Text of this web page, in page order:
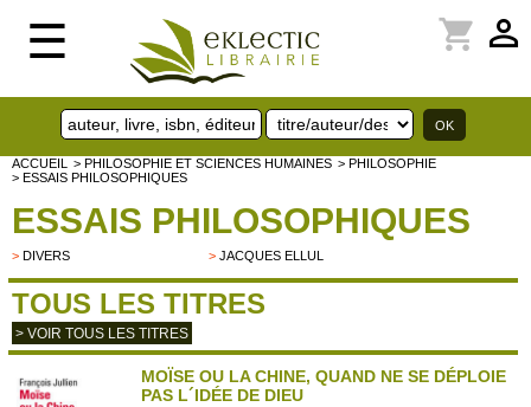
☰ perm_identity
shopping_cart
ACCUEIL > PHILOSOPHIE ET SCIENCES HUMAINES > PHILOSOPHIE
> ESSAIS PHILOSOPHIQUES
ESSAIS PHILOSOPHIQUES
> DIVERS >JACQUES ELLUL
TOUS LES TITRES
> VOIR TOUS LES TITRES
MOÏSE OU LA CHINE, QUAND NE SE DÉPLOIE
PAS L´IDÉE DE DIEU